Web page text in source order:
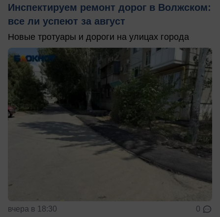
Инспектируем ремонт дорог в Волжском:
все ли успеют за август
Новые тротуары и дороги на улицах города
вчера в 18:30 0